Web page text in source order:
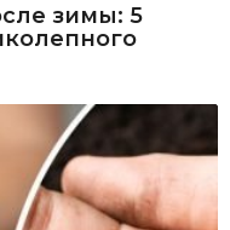
зимы: 5